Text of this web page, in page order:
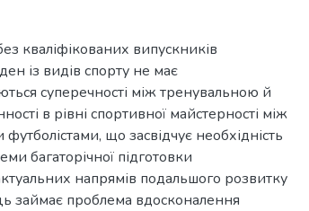
кваліфікованих випускників
із видів спорту не має
суперечності між тренувальною й
в рівні спортивної майстерності між
що засвідчує необхідність
багаторічної підготовки
напрямів подальшого розвитку
займає проблема вдосконалення